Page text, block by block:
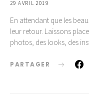
29 AVRIL 2019
En attendant que les
leur retour. Laissons
photos, des looks, des
PARTAGER